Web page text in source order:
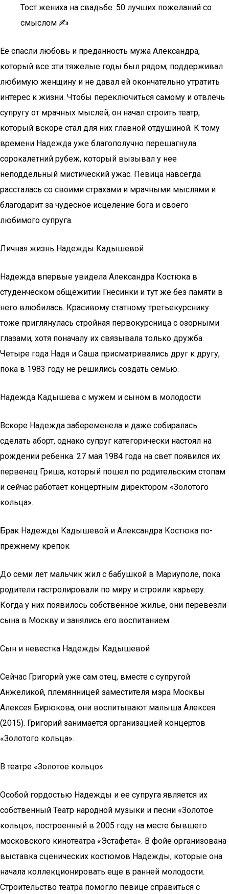
Тост жениха на свадьбе: 50 лучших пожеланий со
смыслом ✍
Ее спасли любовь и преданность мужа Александра,
который все эти тяжелые годы был рядом, поддерживал
любимую женщину и не давал ей окончательно утратить
интерес к жизни. Чтобы переключиться самому и отвлечь
супругу от мрачных мыслей, он начал строить театр,
который вскоре стал для них главной отдушиной. К тому
времени Надежда уже благополучно перешагнула
сорокалетний рубеж, который вызывал у нее
неподдельный мистический ужас. Певица навсегда
рассталась со своими страхами и мрачными мыслями и
благодарит за чудесное исцеление бога и своего
любимого супруга.
Личная жизнь Надежды Кадышевой
Надежда впервые увидела Александра Костюка в
студенческом общежитии Гнесинки и тут же без памяти в
него влюбилась. Красивому статному третьекурснику
тоже приглянулась стройная первокурсница с озорными
глазами, хотя поначалу их связывала только дружба.
Четыре года Надя и Саша присматривались друг к другу,
пока в 1983 году не решились создать семью.
Надежда Кадышева с мужем и сыном в молодости
Вскоре Надежда забеременела и даже собиралась
сделать аборт, однако супруг категорически настоял на
рождении ребенка. 27 мая 1984 года на свет появился их
первенец Гриша, который пошел по родительским стопам
и сейчас работает концертным директором «Золотого
кольца».
Брак Надежды Кадышевой и Александра Костюка по-
прежнему крепок
До семи лет мальчик жил с бабушкой в Мариуполе, пока
родители гастролировали по миру и строили карьеру.
Когда у них появилось собственное жилье, они перевезли
сына в Москву и занялись его воспитанием.
Сын и невестка Надежды Кадышевой
Сейчас Григорий уже сам отец, вместе с супругой
Анжеликой, племянницей заместителя мэра Москвы
Алексея Бирюкова, они воспитывают малыша Алексея
(2015). Григорий занимается организацией концертов
«Золотого кольца».
В театре «Золотое кольцо»
Особой гордостью Надежды и ее супруга является их
собственный Театр народной музыки и песни «Золотое
кольцо», построенный в 2005 году на месте бывшего
московского кинотеатра «Эстафета». В фойе организована
выставка сценических костюмов Надежды, которые она
начала коллекционировать еще в ранней молодости.
Строительство театра помогло певице справиться с